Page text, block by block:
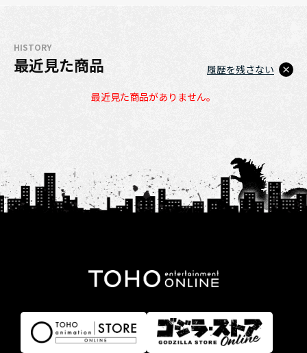
HISTORY
最近見た商品
最近見た商品がありません。
履歴を残さない